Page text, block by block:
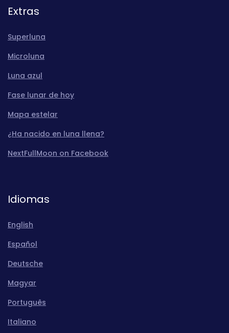
Extras
Superluna
Microluna
Luna azul
Fase lunar de hoy
Mapa estelar
¿Ha nacido en luna llena?
NextFullMoon on Facebook
Idiomas
English
Español
Deutsche
Magyar
Português
Italiano